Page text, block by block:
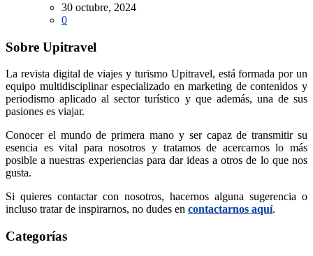
30 octubre, 2024
0
Sobre Upitravel
La revista digital de viajes y turismo Upitravel, está formada por un
equipo multidisciplinar especializado en marketing de contenidos y
periodismo aplicado al sector turístico y que además, una de sus
pasiones es viajar.
Conocer el mundo de primera mano y ser capaz de transmitir su
esencia es vital para nosotros y tratamos de acercarnos lo más
posible a nuestras experiencias para dar ideas a otros de lo que nos
gusta.
Si quieres contactar con nosotros, hacernos alguna sugerencia o
incluso tratar de inspirarnos, no dudes en contactarnos aquí.
Categorías